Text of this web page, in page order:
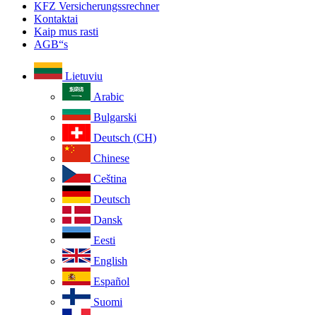
KFZ Versicherungssrechner
Kontaktai
Kaip mus rasti
AGB“s
Lietuviu
Arabic
Bulgarski
Deutsch (CH)
Chinese
Ceština
Deutsch
Dansk
Eesti
English
Español
Suomi